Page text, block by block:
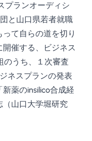
プランオーディシ
と山口県若者就職
て自らの道を切り
催する、ビジネス
のうち、１次審査
ネスプランの発表
薬のinsilico合成経
（山口大学堀研究